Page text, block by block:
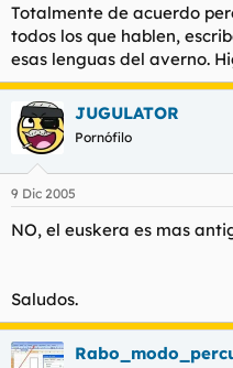
Totalmente de acuerdo
todos los que hablen,
esas lenguas del averno.
JUGULATOR
Pornófilo
9 Dic 2005
NO, el euskera es mas
Saludos.